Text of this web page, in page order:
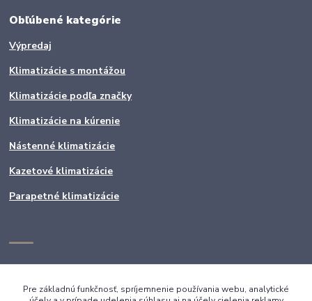
Obľúbené kategórie
Výpredaj
Klimatizácie s montážou
Klimatizácie podľa značky
Klimatizácie na kúrenie
Nástenné klimatizácie
Kazetové klimatizácie
Parapetné klimatizácie
Pre základnú funkčnosť, spríjemnenie používania webu, analytické